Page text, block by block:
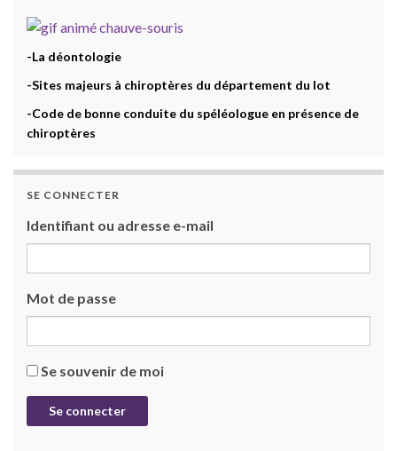
-La déontologie
-Sites majeurs à chiroptères du département du lot
-Code de bonne conduite du spéléologue en présence de
chiroptères
SE CONNECTER
Identifiant ou adresse e-mail
Mot de passe
Se souvenir de moi
Se connecter